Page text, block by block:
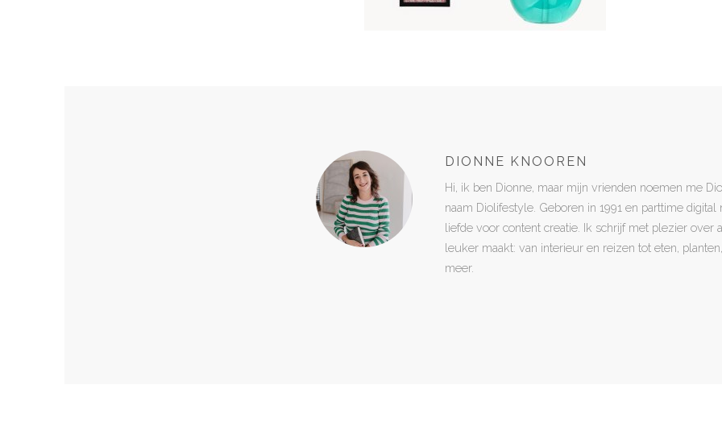
DIONNE KNOOREN
Hi, ik ben Dionne, maar mijn vrienden noemen me
naam Diolifestyle. Geboren in 1991 en parttime
liefde voor content creatie. Ik schrijf met plezier over
leuker maakt: van interieur en reizen tot eten,
meer.